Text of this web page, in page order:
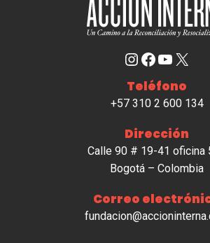
Instagram Facebook YouTube X
Teléfono
+57 310 2 600 134
Dirección
Calle 90 # 19-41 oficina
Bogotá – Colombia
Correo